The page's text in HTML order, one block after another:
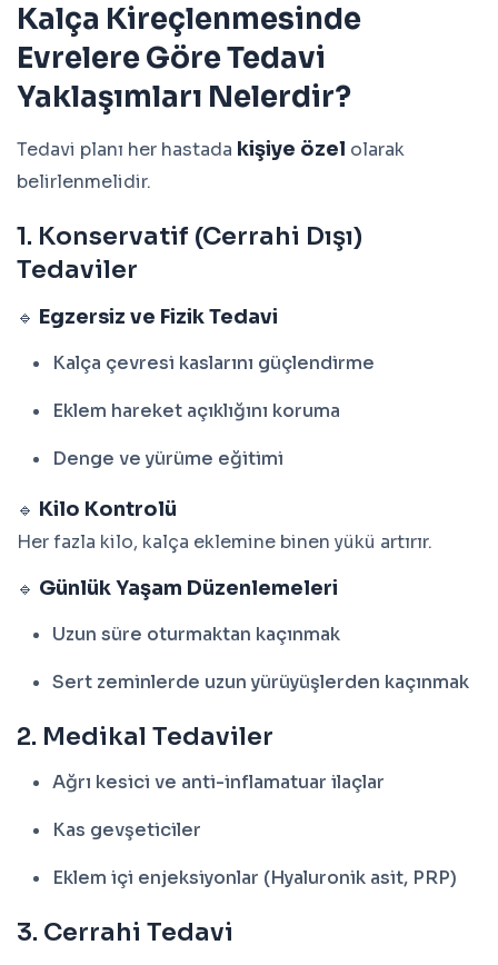
Kalça Kireçlenmesinde
Evrelere Göre Tedavi
Yaklaşımları Nelerdir?
Tedavi planı her hastada kişiye özel olarak
belirlenmelidir.
1. Konservatif (Cerrahi Dışı)
Tedaviler
🔹 Egzersiz ve Fizik Tedavi
Kalça çevresi kaslarını güçlendirme
Eklem hareket açıklığını koruma
Denge ve yürüme eğitimi
🔹 Kilo Kontrolü
Her fazla kilo, kalça eklemine binen yükü artırır.
🔹 Günlük Yaşam Düzenlemeleri
Uzun süre oturmaktan kaçınmak
Sert zeminlerde uzun yürüyüşlerden kaçınmak
2. Medikal Tedaviler
Ağrı kesici ve anti-inflamatuar ilaçlar
Kas gevşeticiler
Eklem içi enjeksiyonlar (Hyaluronik asit, PRP)
3. Cerrahi Tedavi